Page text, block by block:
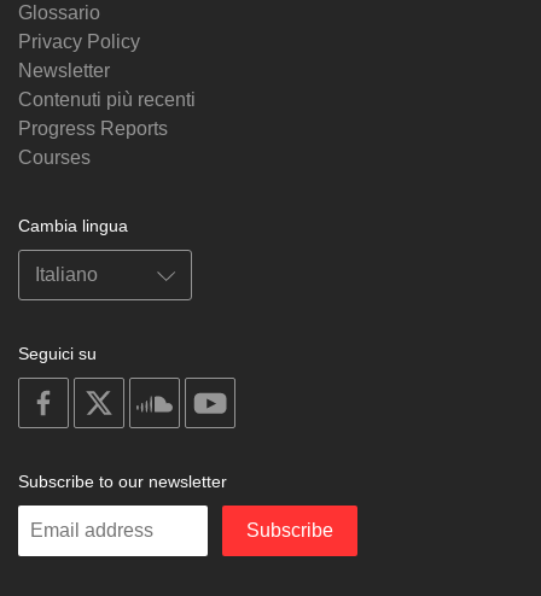
Glossario
Privacy Policy
Newsletter
Contenuti più recenti
Progress Reports
Courses
Cambia lingua
Seguici su
on
facebook
soundcloud
Subscribe to our newsletter
Enter
Subscribe